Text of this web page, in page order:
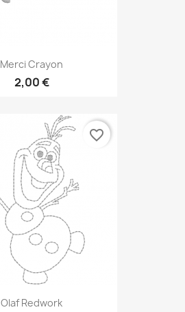
Merci Crayon
2,00 €
Olaf Redwork
favorite_border